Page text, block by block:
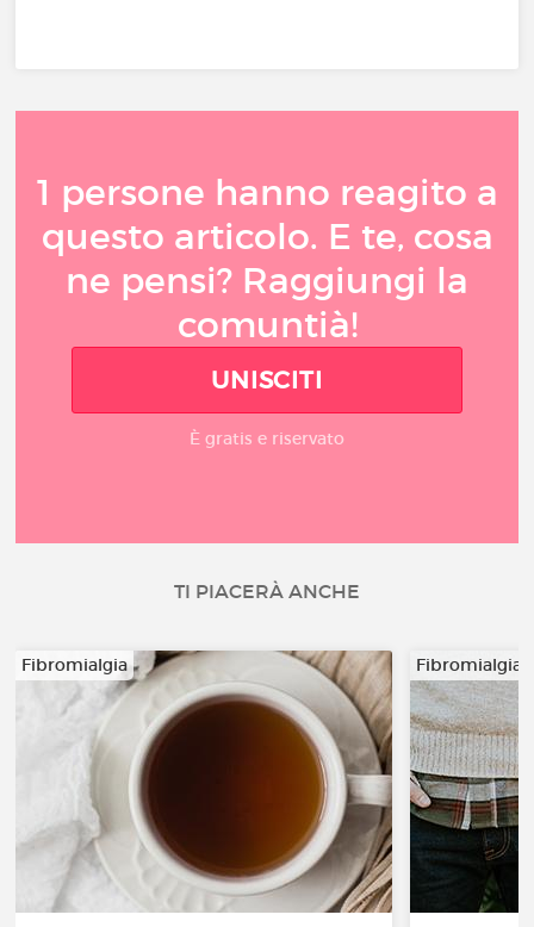
1 persone hanno reagito a
questo articolo. E te, cosa
ne pensi? Raggiungi la
comuntià!
UNISCITI
È gratis e riservato
TI PIACERÀ ANCHE
Fibromialgia Fibromialgia